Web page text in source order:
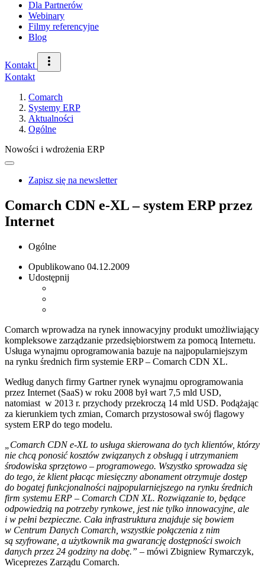
Dla Partnerów
Webinary
Filmy referencyjne
Blog
Kontakt
Kontakt
Comarch
Systemy ERP
Aktualności
Ogólne
Nowości i wdrożenia ERP
Zapisz się na newsletter
Comarch CDN e-XL – system ERP przez
Internet
Ogólne
Opublikowano 04.12.2009
Udostępnij
Comarch wprowadza na rynek innowacyjny produkt umożliwiający
kompleksowe zarządzanie przedsiębiorstwem za pomocą Internetu.
Usługa wynajmu oprogramowania bazuje na najpopularniejszym
na rynku średnich firm systemie ERP – Comarch CDN XL.
Według danych firmy Gartner rynek wynajmu oprogramowania
przez Internet (SaaS) w roku 2008 był wart 7,5 mld USD,
natomiast w 2013 r. przychody przekroczą 14 mld USD. Podążając
za kierunkiem tych zmian, Comarch przystosował swój flagowy
system ERP do tego modelu.
„Comarch CDN e-XL to usługa skierowana do tych klientów, którzy
nie chcą ponosić kosztów związanych z obsługą i utrzymaniem
środowiska sprzętowo – programowego. Wszystko sprowadza się
do tego, że klient płacąc miesięczny abonament otrzymuje dostęp
do bogatej funkcjonalności najpopularniejszego na rynku średnich
firm systemu ERP – Comarch CDN XL. Rozwiązanie to, będące
odpowiedzią na potrzeby rynkowe, jest nie tylko innowacyjne, ale
i w pełni bezpieczne. Cała infrastruktura znajduje się bowiem
w Centrum Danych Comarch, wszystkie połączenia z nim
są szyfrowane, a użytkownik ma gwarancję dostępności swoich
danych przez 24 godziny na dobę.” – mówi Zbigniew Rymarczyk,
Wiceprezes Zarządu Comarch.